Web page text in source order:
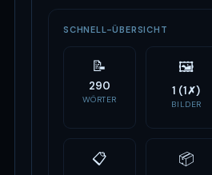
SCHNELL-ÜBERSICHT
📝
290
WÖRTER
🖼
1 (1✗)
BILDER
📋 📦